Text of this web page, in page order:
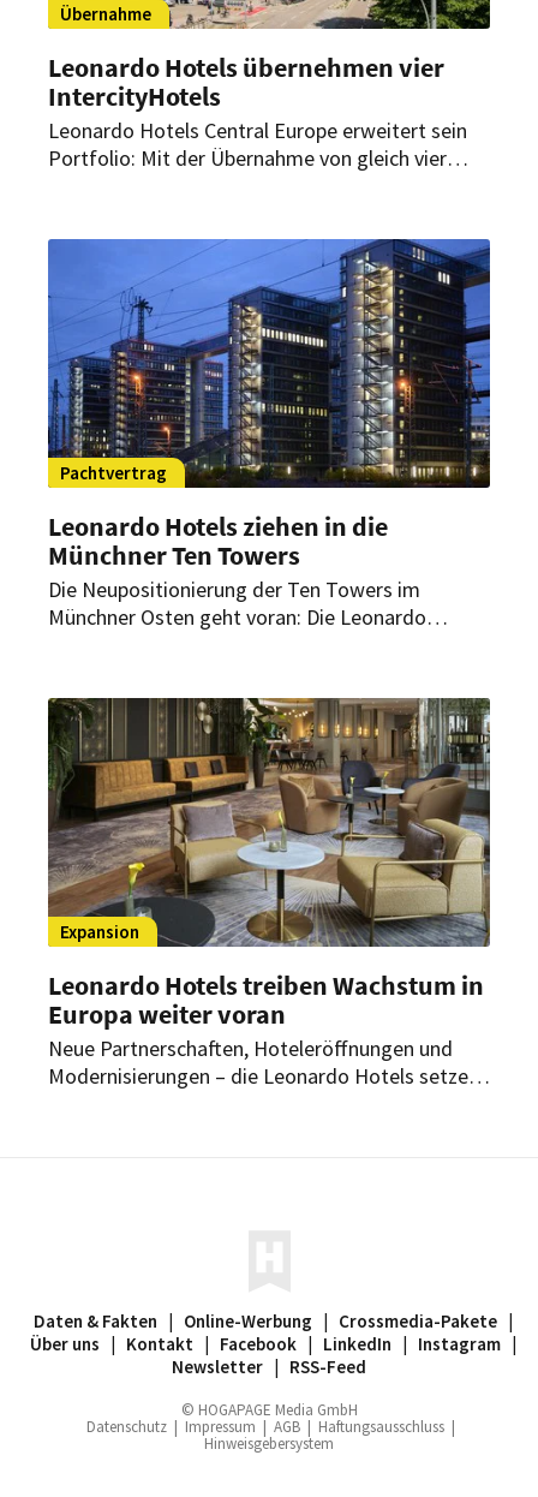
Übernahme
Leonardo Hotels übernehmen vier
IntercityHotels
Leonardo Hotels Central Europe erweitert sein
Portfolio: Mit der Übernahme von gleich vier
Hotelgruppe ihre Präsenz in Deutschland.
Pachtvertrag
Leonardo Hotels ziehen in die
Münchner Ten Towers
Die Neupositionierung der Ten Towers im
Münchner Osten geht voran: Die Leonardo
Werksviertels gesichert. Geplant ist ein neues
NYX Hotel.
Expansion
Leonardo Hotels treiben Wachstum in
Europa weiter voran
Neue Partnerschaften, Hoteleröffnungen und
Modernisierungen – die Leonardo Hotels setzen
Daten & Fakten | Online-Werbung | Crossmedia-Pakete |
Über uns | Kontakt | Facebook | LinkedIn | Instagram |
Newsletter | RSS-Feed
© HOGAPAGE Media GmbH
Datenschutz | Impressum | AGB | Haftungsausschluss |
Hinweisgebersystem